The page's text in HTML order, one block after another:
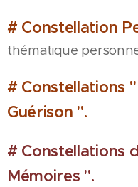
# Constellation
thématique
# Constellations
Guérison ".
# Constellations
Mémoires ".